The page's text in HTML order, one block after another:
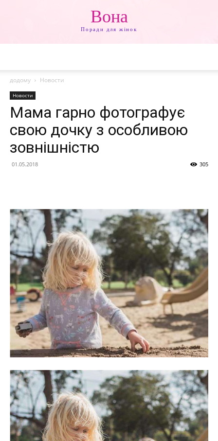
Вона
Поради для жінок
додому Новости
Новости
Мама гарно фотографує
свою дочку з особливою
зовнішністю
01.05.2018 305